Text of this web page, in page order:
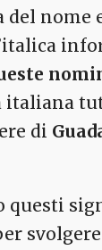
del
italiana
di
questi